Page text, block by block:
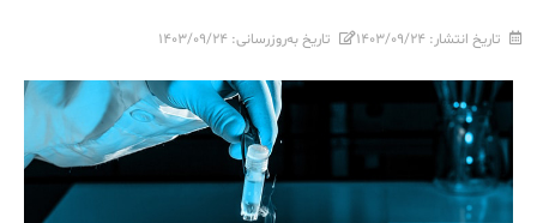
تاریخ انتشار: ۱۴۰۳/۰۹/۲۴ تاریخ به‌روزرسانی: ۱۴۰۳/۰۹/۲۴